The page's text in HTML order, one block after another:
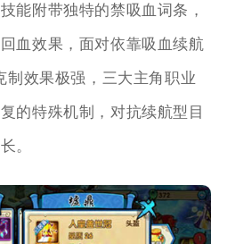
能附带独特的禁吸血词条，
血效果，面对依靠吸血续航
制效果极强，三大主角职业
的特殊机制，对抗续航型目
。